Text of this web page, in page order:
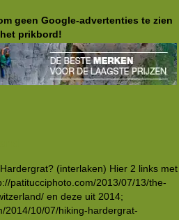
geen Google-advertenties te zien
prikbord!
(interlaken) Hier 2 links met
patitucciphoto.com/2013/07/13/the-
en deze uit 2014;
2014/10/07/hiking-hardergrat-